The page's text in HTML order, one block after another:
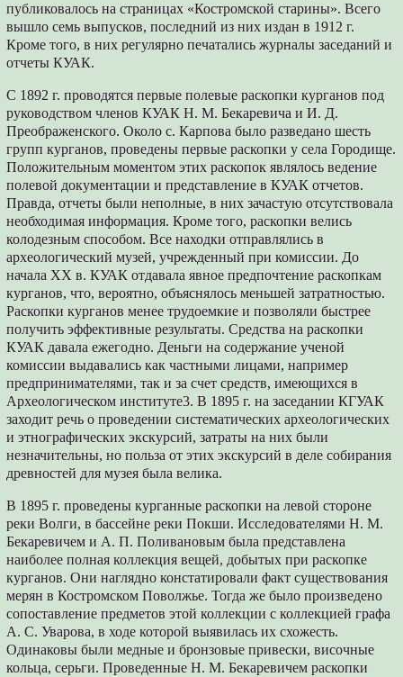
публиковалось на страницах «Костромской старины». Всего
вышло семь выпусков, последний из них издан в 1912 г.
Кроме того, в них регулярно печатались журналы заседаний и
отчеты КУАК.
С 1892 г. проводятся первые полевые раскопки курганов под
руководством членов КУАК Н. М. Бекаревича и И. Д.
Преображенского. Около с. Карпова было разведано шесть
групп курганов, проведены первые раскопки у села Городище.
Положительным моментом этих раскопок являлось ведение
полевой документации и представление в КУАК отчетов.
Правда, отчеты были неполные, в них зачастую отсутствовала
необходимая информация. Кроме того, раскопки велись
колодезным способом. Все находки отправлялись в
археологический музей, учрежденный при комиссии. До
начала XX в. КУАК отдавала явное предпочтение раскопкам
курганов, что, вероятно, объяснялось меньшей затратностью.
Раскопки курганов менее трудоемкие и позволяли быстрее
получить эффективные результаты. Средства на раскопки
КУАК давала ежегодно. Деньги на содержание ученой
комиссии выдавались как частными лицами, например
предпринимателями, так и за счет средств, имеющихся в
Археологическом институте3. В 1895 г. на заседании КГУАК
заходит речь о проведении систематических археологических
и этнографических экскурсий, затраты на них были
незначительны, но польза от этих экскурсий в деле собирания
древностей для музея была велика.
В 1895 г. проведены курганные раскопки на левой стороне
реки Волги, в бассейне реки Покши. Исследователями Н. М.
Бекаревичем и А. П. Поливановым была представлена
наиболее полная коллекция вещей, добытых при раскопке
курганов. Они наглядно констатировали факт существования
мерян в Костромском Поволжье. Тогда же было произведено
сопоставление предметов этой коллекции с коллекцией графа
А. С. Уварова, в ходе которой выявилась их схожесть.
Одинаковы были медные и бронзовые привески, височные
кольца, серьги. Проведенные Н. М. Бекаревичем раскопки